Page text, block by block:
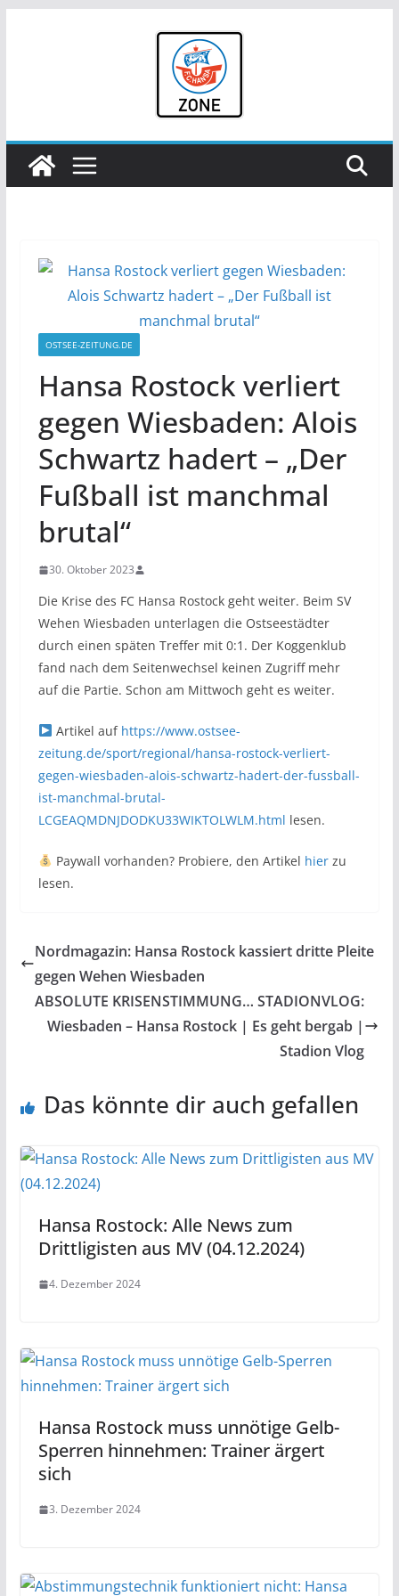
OSTSEE-ZEITUNG.DE
Hansa Rostock verliert
gegen Wiesbaden: Alois
Schwartz hadert – „Der
Fußball ist manchmal
brutal“
30. Oktober 2023
Die Krise des FC Hansa Rostock geht weiter. Beim SV
Wehen Wiesbaden unterlagen die Ostseestädter
durch einen späten Treffer mit 0:1. Der Koggenklub
fand nach dem Seitenwechsel keinen Zugriff mehr
auf die Partie. Schon am Mittwoch geht es weiter.
Artikel auf https://www.ostsee-
zeitung.de/sport/regional/hansa-rostock-verliert-
gegen-wiesbaden-alois-schwartz-hadert-der-fussball-
ist-manchmal-brutal-
LCGEAQMDNJDODKU33WIKTOLWLM.html lesen.
Paywall vorhanden? Probiere, den Artikel hierzu
lesen.
Nordmagazin: Hansa Rostock kassiert dritte Pleite
gegen Wehen Wiesbaden
ABSOLUTE KRISENSTIMMUNG… STADIONVLOG:
Wiesbaden – Hansa Rostock | Es geht bergab |
Stadion Vlog
Das könnte dir auch gefallen
Hansa Rostock: Alle News zum
Drittligisten aus MV (04.12.2024)
4. Dezember 2024
Hansa Rostock muss unnötige Gelb-
Sperren hinnehmen: Trainer ärgert
sich
3. Dezember 2024